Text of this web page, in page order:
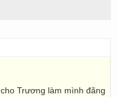
Trương làm mình đãng